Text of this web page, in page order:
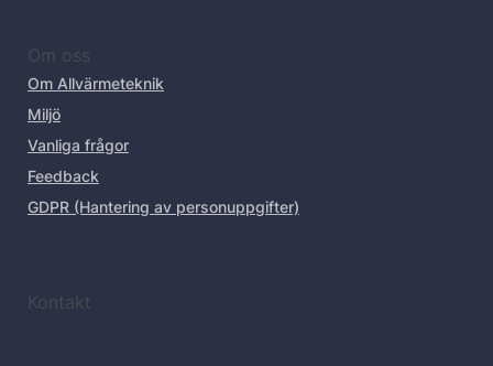
Om oss
Om Allvärmeteknik
Miljö
Vanliga frågor
Feedback
GDPR (Hantering av personuppgifter)
Kontakt